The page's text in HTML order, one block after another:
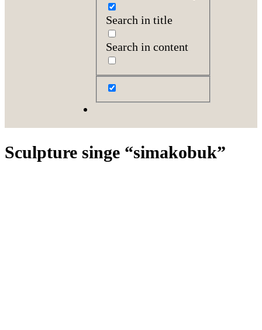
Search in title
Search in content
Sculpture singe “simakobuk”